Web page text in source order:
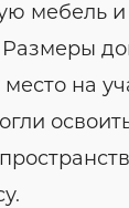
мебель
на